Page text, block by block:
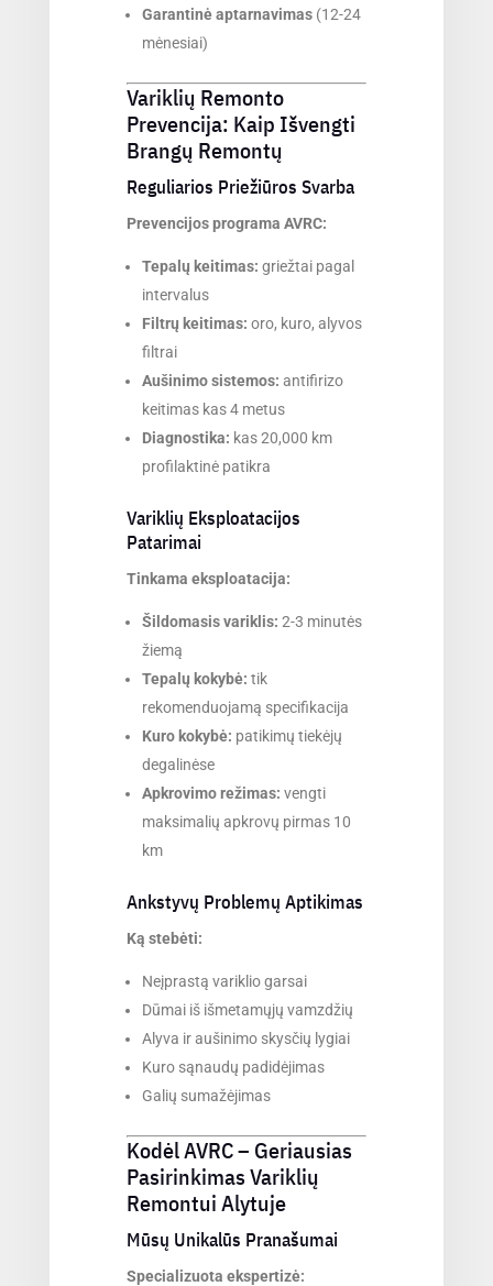
Garantinė aptarnavimas(12-24
mėnesiai)
Variklių Remonto
Prevencija: Kaip Išvengti
Brangų Remontų
Reguliarios Priežiūros Svarba
Prevencijos programa AVRC:
Tepalų keitimas: griežtai pagal
intervalus
Filtrų keitimas: oro, kuro, alyvos
filtrai
Aušinimo sistemos: antifirizo
keitimas kas 4 metus
Diagnostika: kas 20,000 km
profilaktinė patikra
Variklių Eksploatacijos
Patarimai
Tinkama eksploatacija:
Šildomasis variklis: 2-3 minutės
žiemą
Tepalų kokybė: tik
rekomenduojamą specifikacija
Kuro kokybė: patikimų tiekėjų
degalinėse
Apkrovimo režimas: vengti
maksimalių apkrovų pirmas 10
km
Ankstyvų Problemų Aptikimas
Ką stebėti:
Neįprastą variklio garsai
Dūmai iš išmetamųjų vamzdžių
Alyva ir aušinimo skysčių lygiai
Kuro sąnaudų padidėjimas
Galių sumažėjimas
Kodėl AVRC – Geriausias
Pasirinkimas Variklių
Remontui Alytuje
Mūsų Unikalūs Pranašumai
Specializuota ekspertizė: